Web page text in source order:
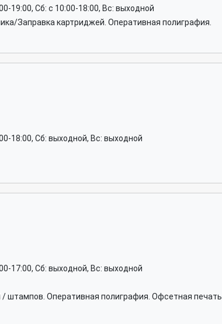
19:00, Сб: c 10:00-18:00, Вс: выходной
Заправка картриджей. Оперативная полиграфия.
18:00, Сб: выходной, Вс: выходной
17:00, Сб: выходной, Вс: выходной
штампов. Оперативная полиграфия. Офсетная печать.